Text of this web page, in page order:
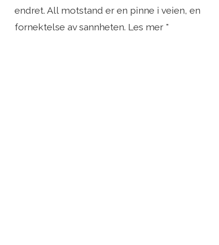
endret. All motstand er en pinne i veien, en
fornektelse av sannheten. Les mer "